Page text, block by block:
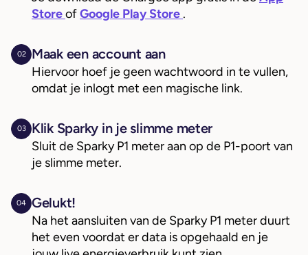
StoreofGoogle Play Store .
02 Maak een account aan
Hiervoor hoef je geen wachtwoord in te vullen,
omdat je inlogt met een magische link.
03 Klik Sparky in je slimme meter
Sluit de Sparky P1 meter aan op de P1-poort van
je slimme meter.
04 Gelukt!
Na het aansluiten van de Sparky P1 meter duurt
het even voordat er data is opgehaald en je